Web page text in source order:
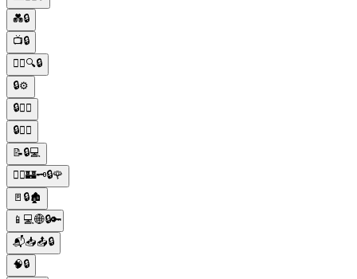
💑🔒
📺🔒
🕵️‍♂️🔍🔒
🔒⚙️
🔒👮‍♂️
🔒👮‍♂️
📝🔒💻
🧙‍♂️🏰🗝️🔒🌹
🚪🔒🏚️
📱💻🌐🔒🔑
📬📥📤🔒
🧠🔒